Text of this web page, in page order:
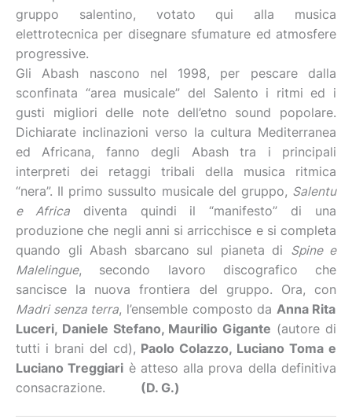
gruppo salentino, votato qui alla musica
elettrotecnica per disegnare sfumature ed atmosfere
progressive.
Gli Abash nascono nel 1998, per pescare dalla
sconfinata “area musicale” del Salento i ritmi ed i
gusti migliori delle note dell’etno sound popolare.
Dichiarate inclinazioni verso la cultura Mediterranea
ed Africana, fanno degli Abash tra i principali
interpreti dei retaggi tribali della musica ritmica
“nera”. Il primo sussulto musicale del gruppo, Salentu
e Africadiventa quindi il “manifesto” di una
produzione che negli anni si arricchisce e si completa
quando gli Abash sbarcano sul pianeta di Spine e
Malelingue, secondo lavoro discografico che
sancisce la nuova frontiera del gruppo. Ora, con
Madri senza terra, l’ensemble composto da Anna Rita
Luceri, Daniele Stefano, Maurilio Gigante (autore di
tutti i brani del cd), Paolo Colazzo, Luciano Toma e
Luciano Treggiari è atteso alla prova della definitiva
consacrazione. (D. G.)